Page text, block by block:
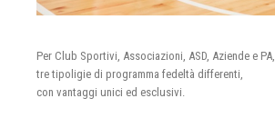
Per Club Sportivi, Associazioni, ASD, Aziende e PA,
tre tipoligie di programma fedeltà differenti,
con vantaggi unici ed esclusivi.